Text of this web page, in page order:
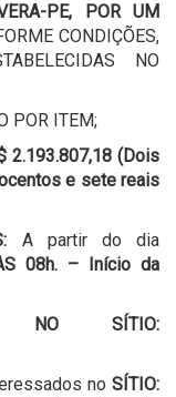
PE, POR UM
CONDIÇÕES,
NO
POR ITEM;
2.193.807,18 (Dois
e sete reais
A partir do dia
08h. – Início da
NO SÍTIO:
no SÍTIO: